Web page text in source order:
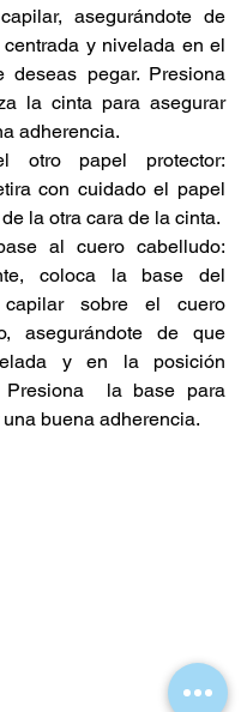
asegurándote de
y nivelada en el
deseas pegar. Presiona
la cinta para asegurar
adherencia.
otro papel protector:
con cuidado el papel
la otra cara de la cinta.
al cuero cabelludo:
coloca la base del
capilar sobre el cuero
asegurándote de que
y en la posición
Presiona  la base para
buena adherencia.